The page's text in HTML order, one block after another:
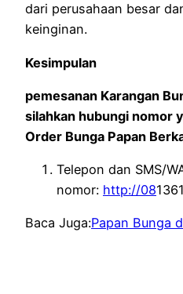
dari perusahaan besar
keinginan.
Kesimpulan
pemesanan Karangan
silahkan hubungi nomor
Order Bunga Papan
Telepon dan SMS/
nomor: http://08
Baca Juga:Papan Bunga